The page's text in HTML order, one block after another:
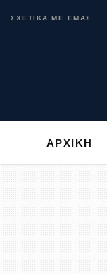
ΣΧΕΤΙΚΑ ΜΕ ΕΜΑΣ
ΑΡΧΙΚΗ
ΑΡΧΙΚΗ